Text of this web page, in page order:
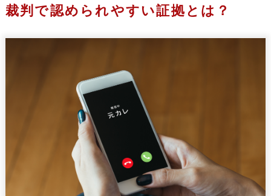
裁判で認められやすい証拠とは？